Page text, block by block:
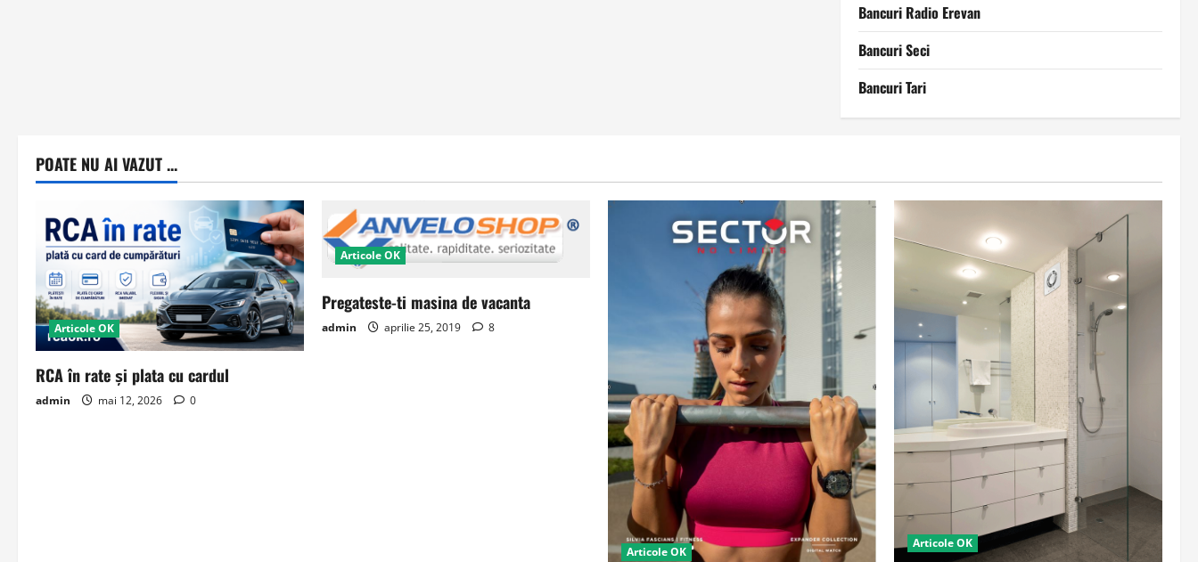
Bancuri Radio Erevan
Bancuri Seci
Bancuri Tari
POATE NU AI VAZUT ...
Articole OK
RCA în rate și plata cu cardul
admin mai 12, 2026 0
Articole OK
Pregateste-ti masina de vacanta
admin aprilie 25, 2019 8
Articole OK
Articole OK